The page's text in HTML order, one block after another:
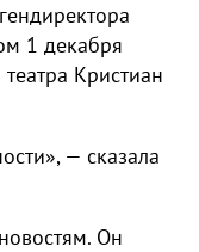
1 декабря
Кристиан
— сказала
Он